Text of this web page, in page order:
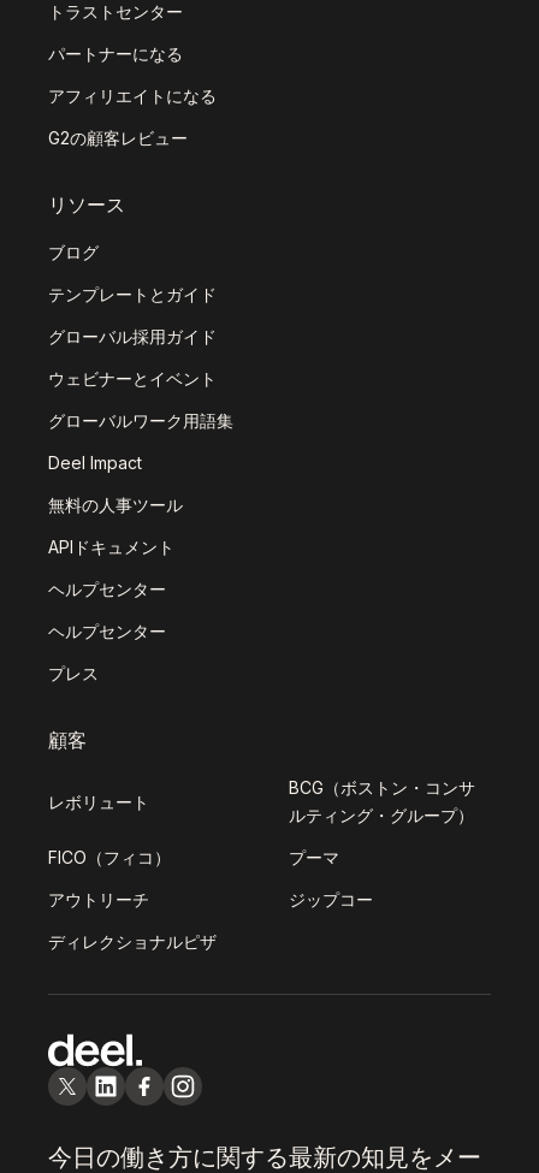
トラストセンター
パートナーになる
アフィリエイトになる
G2の顧客レビュー
リソース
ブログ
テンプレートとガイド
グローバル採用ガイド
ウェビナーとイベント
グローバルワーク用語集
Deel Impact
無料の人事ツール
APIドキュメント
ヘルプセンター
ヘルプセンター
プレス
顧客
レボリュート
BCG（ボストン・コンサ
ルティング・グループ）
FICO（フィコ） プーマ
アウトリーチ ジップコー
ディレクショナルピザ
今日の働き方に関する最新の知見をメー